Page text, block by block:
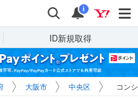
検索 通知
i
ID新規取得
大阪市 中央区 コン